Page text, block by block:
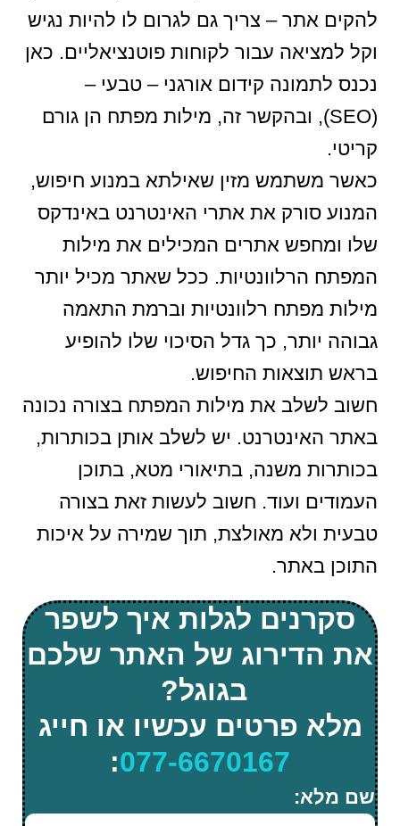
להקים אתר – צריך גם לגרום לו להיות נגיש
וקל למציאה עבור לקוחות פוטנציאליים. כאן
נכנס לתמונה קידום אורגני – טבעי –
(SEO), ובהקשר זה, מילות מפתח הן גורם
קריטי.
כאשר משתמש מזין שאילתא במנוע חיפוש,
המנוע סורק את אתרי האינטרנט באינדקס
שלו ומחפש אתרים המכילים את מילות
המפתח הרלוונטיות. ככל שאתר מכיל יותר
מילות מפתח רלוונטיות וברמת התאמה
גבוהה יותר, כך גדל הסיכוי שלו להופיע
בראש תוצאות החיפוש.
חשוב לשלב את מילות המפתח בצורה נכונה
באתר האינטרנט. יש לשלב אותן בכותרות,
בכותרות משנה, בתיאורי מטא, בתוכן
העמודים ועוד. חשוב לעשות זאת בצורה
טבעית ולא מאולצת, תוך שמירה על איכות
התוכן באתר.
סקרנים לגלות איך לשפר
את הדירוג של האתר שלכם
בגוגל?
מלא פרטים עכשיו או חייג
077-6670167
:
שם מלא: